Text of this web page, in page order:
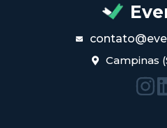
Campinas